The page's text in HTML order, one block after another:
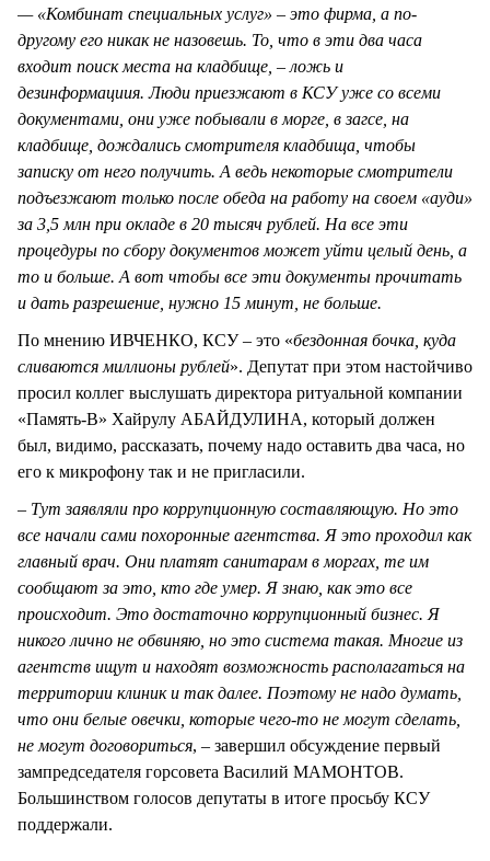
— «Комбинат специальных услуг» – это фирма, а по-
другому его никак не назовешь. То, что в эти два часа
входит поиск места на кладбище, – ложь и
дезинформациия. Люди приезжают в КСУ уже со всеми
документами, они уже побывали в морге, в загсе, на
кладбище, дождались смотрителя кладбища, чтобы
записку от него получить. А ведь некоторые смотрители
подъезжают только после обеда на работу на своем «ауди»
за 3,5 млн при окладе в 20 тысяч рублей. На все эти
процедуры по сбору документов может уйти целый день, а
то и больше. А вот чтобы все эти документы прочитать
и дать разрешение, нужно 15 минут, не больше.
По мнению ИВЧЕНКО, КСУ – это «бездонная бочка, куда
сливаются миллионы рублей». Депутат при этом настойчиво
просил коллег выслушать директора ритуальной компании
«Память-В» Хайрулу АБАЙДУЛИНА, который должен
был, видимо, рассказать, почему надо оставить два часа, но
его к микрофону так и не пригласили.
– Тут заявляли про коррупционную составляющую. Но это
все начали сами похоронные агентства. Я это проходил как
главный врач. Они платят санитарам в моргах, те им
сообщают за это, кто где умер. Я знаю, как это все
происходит. Это достаточно коррупционный бизнес. Я
никого лично не обвиняю, но это система такая. Многие из
агентств ищут и находят возможность располагаться на
территории клиник и так далее. Поэтому не надо думать,
что они белые овечки, которые чего-то не могут сделать,
не могут договориться, – завершил обсуждение первый
зампредседателя горсовета Василий МАМОНТОВ.
Большинством голосов депутаты в итоге просьбу КСУ
поддержали.